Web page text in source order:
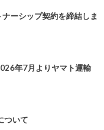
ーシップ契約を締結しま
年7月よりヤマト運輸
ついて